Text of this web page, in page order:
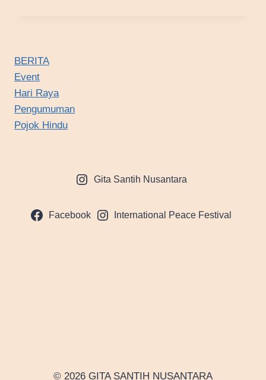
BERITA
Event
Hari Raya
Pengumuman
Pojok Hindu
Gita Santih Nusantara
Facebook International Peace Festival
© 2026 GITA SANTIH NUSANTARA